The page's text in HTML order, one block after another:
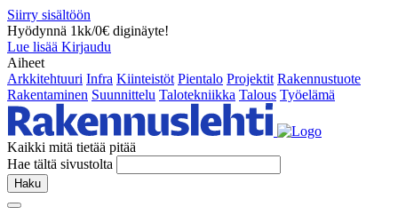
Siirry sisältöön
Hyödynnä 1kk/0€ diginäyte!
Lue lisää Kirjaudu
Aiheet
Arkkitehtuuri Infra Kiinteistöt Pientalo Projektit Rakennustuote
Rakentaminen Suunnittelu Talotekniikka Talous Työelämä
Kaikki mitä tietää pitää
Hae tältä sivustolta
Haku